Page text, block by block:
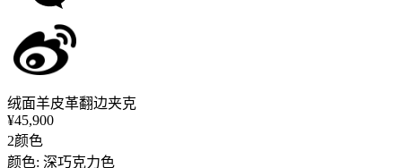
绒面羊皮革翻边夹克
¥45,900
2颜色
颜色: 深巧克力色